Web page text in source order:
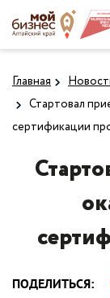
Главная
Стартовал
сертификации
ПОДЕЛИТЬСЯ: